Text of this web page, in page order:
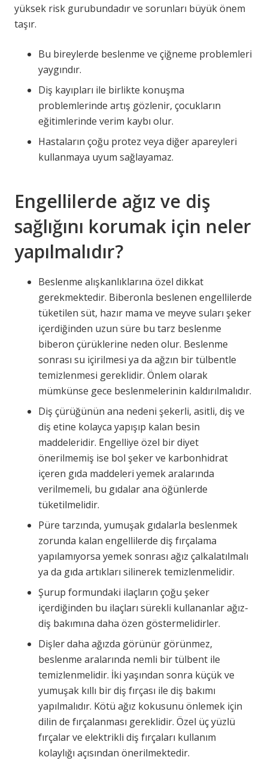
yüksek risk gurubundadır ve sorunları büyük önem
taşır.
Bu bireylerde beslenme ve çiğneme problemleri
yaygındır.
Diş kayıpları ile birlikte konuşma
problemlerinde artış gözlenir, çocukların
eğitimlerinde verim kaybı olur.
Hastaların çoğu protez veya diğer apareyleri
kullanmaya uyum sağlayamaz.
Engellilerde ağız ve diş
sağlığını korumak için neler
yapılmalıdır?
Beslenme alışkanlıklarına özel dikkat
gerekmektedir. Biberonla beslenen engellilerde
tüketilen süt, hazır mama ve meyve suları şeker
içerdiğinden uzun süre bu tarz beslenme
biberon çürüklerine neden olur. Beslenme
sonrası su içirilmesi ya da ağzın bir tülbentle
temizlenmesi gereklidir. Önlem olarak
mümkünse gece beslenmelerinin kaldırılmalıdır.
Diş çürüğünün ana nedeni şekerli, asitli, diş ve
diş etine kolayca yapışıp kalan besin
maddeleridir. Engelliye özel bir diyet
önerilmemiş ise bol şeker ve karbonhidrat
içeren gıda maddeleri yemek aralarında
verilmemeli, bu gıdalar ana öğünlerde
tüketilmelidir.
Püre tarzında, yumuşak gıdalarla beslenmek
zorunda kalan engellilerde diş fırçalama
yapılamıyorsa yemek sonrası ağız çalkalatılmalı
ya da gıda artıkları silinerek temizlenmelidir.
Şurup formundaki ilaçların çoğu şeker
içerdiğinden bu ilaçları sürekli kullananlar ağız-
diş bakımına daha özen göstermelidirler.
Dişler daha ağızda görünür görünmez,
beslenme aralarında nemli bir tülbent ile
temizlenmelidir. İki yaşından sonra küçük ve
yumuşak kıllı bir diş fırçası ile diş bakımı
yapılmalıdır. Kötü ağız kokusunu önlemek için
dilin de fırçalanması gereklidir. Özel üç yüzlü
fırçalar ve elektrikli diş fırçaları kullanım
kolaylığı açısından önerilmektedir.